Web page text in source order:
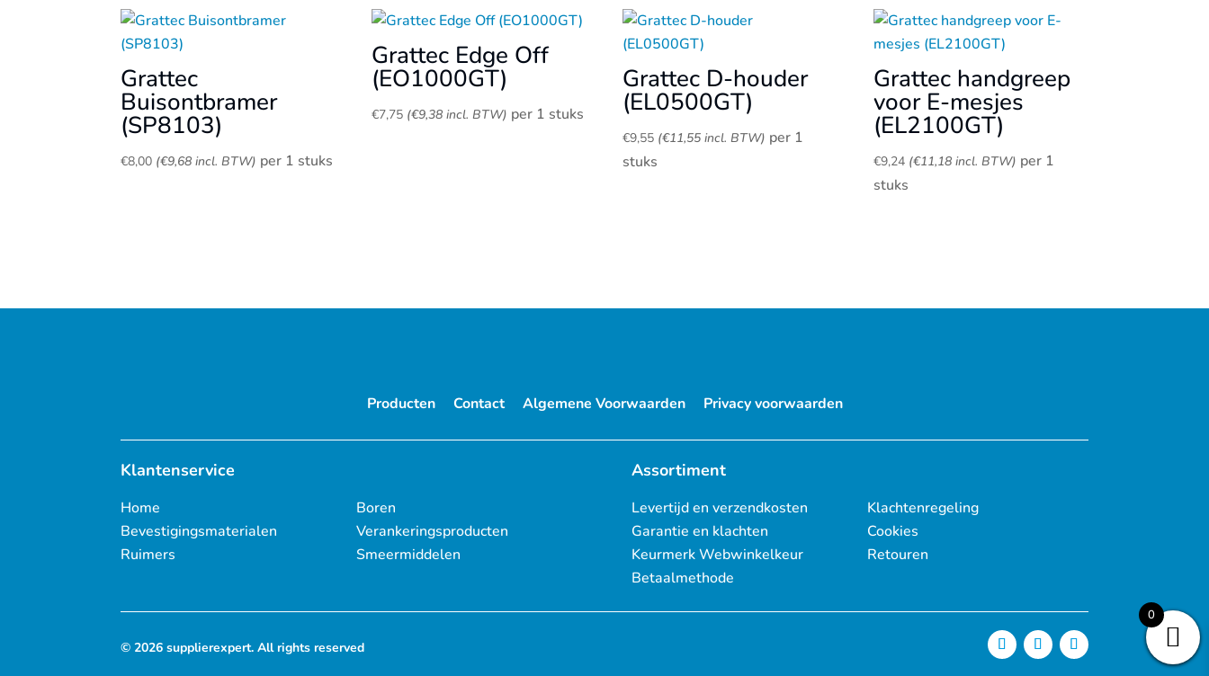
Grattec
Buisontbramer
(SP8103)
€8,00 (€9,68 incl. BTW) per 1 stuks
Grattec Edge Off
(EO1000GT)
€7,75 (€9,38 incl. BTW) per 1 stuks
Grattec D-houder
(EL0500GT)
€9,55 (€11,55 incl. BTW) per 1
stuks
Grattec handgreep
voor E-mesjes
(EL2100GT)
€9,24 (€11,18 incl. BTW) per 1
stuks
Producten Contact Algemene Voorwaarden Privacy voorwaarden
Klantenservice
Home
Bevestigingsmaterialen
Ruimers
Boren
Verankeringsproducten
Smeermiddelen
Assortiment
Levertijd en verzendkosten
Garantie en klachten
Keurmerk Webwinkelkeur
Betaalmethode
Klachtenregeling
Cookies
Retouren
© 2026 supplierexpert. All rights reserved
0